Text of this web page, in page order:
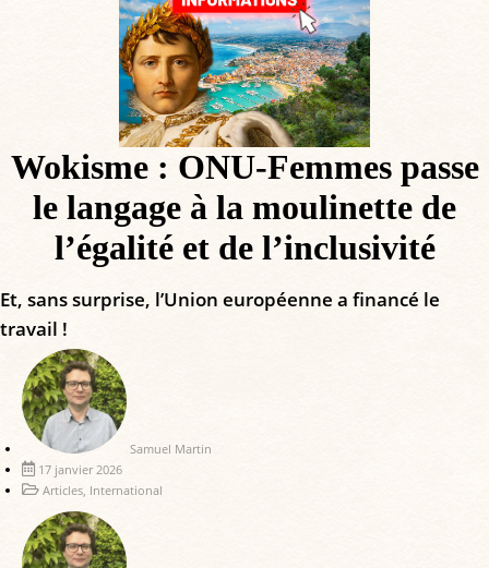
Wokisme : ONU-Femmes passe
le langage à la moulinette de
l’égalité et de l’inclusivité
Et, sans surprise, l’Union européenne a financé le
travail !
Samuel Martin
17 janvier 2026
Articles, International